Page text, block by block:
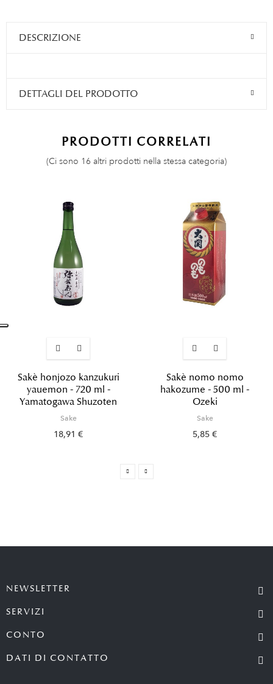
DESCRIZIONE
DETTAGLI DEL PRODOTTO
PRODOTTI CORRELATI
(Ci sono 16 altri prodotti nella stessa categoria)
Sakè honjozo kanzukuri
yauemon - 720 ml -
Yamatogawa Shuzoten
Sake
18,91 €
Sakè nomo nomo
hakozume - 500 ml -
Ozeki
Sake
5,85 €
NEWSLETTER
SERVIZI
CONTO
DATI DI CONTATTO